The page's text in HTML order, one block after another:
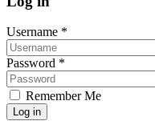
Username *
Password *
Remember Me
Log in